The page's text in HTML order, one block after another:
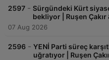
2597 - Sürgündeki Kürt
bekliyor | Ruşen Çakır
07 Aug 2026
2596 - YENİ Parti süreç
uğratıyor | Ruşen